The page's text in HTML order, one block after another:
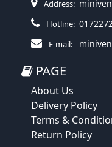
Address:
Hotline:
E-mail:
PAGE
About Us
Delivery Policy
Terms &
Return Policy